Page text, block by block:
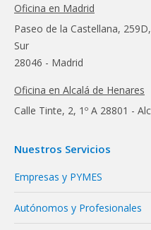
Oficina en Madrid
Paseo de la Castellana,
Sur
28046 - Madrid
Oficina en Alcalá de Henares
Calle Tinte, 2, 1º A 28801 -
Nuestros Servicios
Empresas y PYMES
Autónomos y Profesionales